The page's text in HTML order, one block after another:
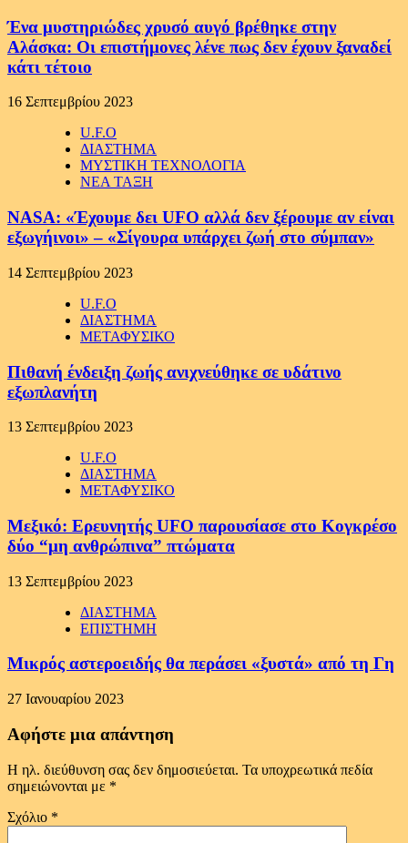
Ένα μυστηριώδες χρυσό αυγό βρέθηκε στην
Αλάσκα: Οι επιστήμονες λένε πως δεν έχουν ξαναδεί
κάτι τέτοιο
16 Σεπτεμβρίου 2023
U.F.O
ΔΙΑΣΤΗΜΑ
ΜΥΣΤΙΚΗ ΤΕΧΝΟΛΟΓΙΑ
ΝΕΑ ΤΑΞΗ
NASA: «Έχουμε δει UFO αλλά δεν ξέρουμε αν είναι
εξωγήινοι» – «Σίγουρα υπάρχει ζωή στο σύμπαν»
14 Σεπτεμβρίου 2023
U.F.O
ΔΙΑΣΤΗΜΑ
ΜΕΤΑΦΥΣΙΚΟ
Πιθανή ένδειξη ζωής ανιχνεύθηκε σε υδάτινο
εξωπλανήτη
13 Σεπτεμβρίου 2023
U.F.O
ΔΙΑΣΤΗΜΑ
ΜΕΤΑΦΥΣΙΚΟ
Μεξικό: Ερευνητής UFO παρουσίασε στο Κογκρέσο
δύο “μη ανθρώπινα” πτώματα
13 Σεπτεμβρίου 2023
ΔΙΑΣΤΗΜΑ
ΕΠΙΣΤΗΜΗ
Μικρός αστεροειδής θα περάσει «ξυστά» από τη Γη
27 Ιανουαρίου 2023
Αφήστε μια απάντηση
Η ηλ. διεύθυνση σας δεν δημοσιεύεται. Τα υποχρεωτικά πεδία
σημειώνονται με *
Σχόλιο *